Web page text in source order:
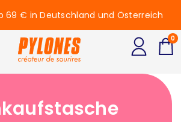
69 € in Deutschland und Österreich
0